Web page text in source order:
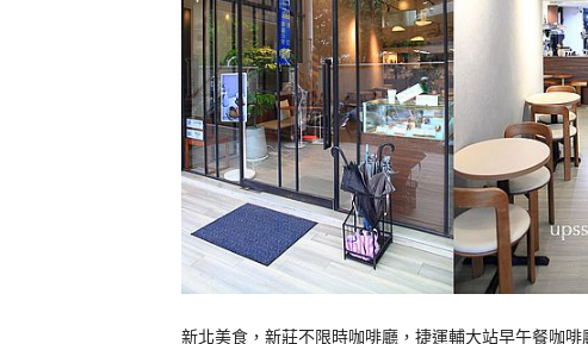
新北美食，新莊不限時咖啡廳，捷運輔大站早午餐咖